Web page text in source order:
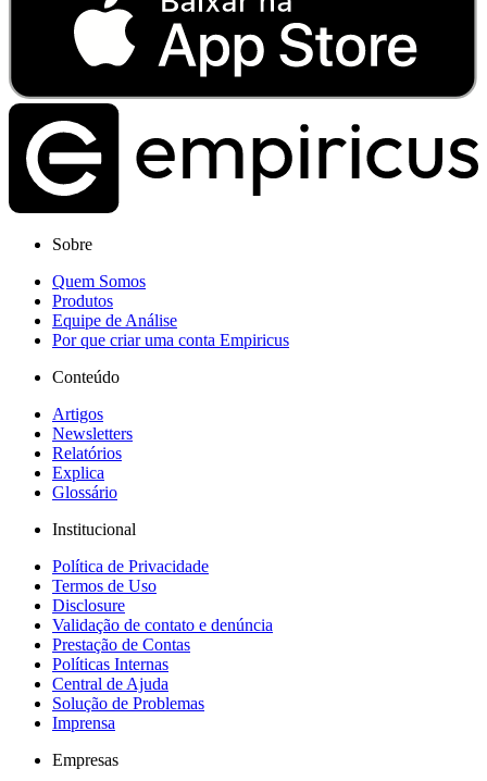
Sobre
Quem Somos
Produtos
Equipe de Análise
Por que criar uma conta Empiricus
Conteúdo
Artigos
Newsletters
Relatórios
Explica
Glossário
Institucional
Política de Privacidade
Termos de Uso
Disclosure
Validação de contato e denúncia
Prestação de Contas
Políticas Internas
Central de Ajuda
Solução de Problemas
Imprensa
Empresas